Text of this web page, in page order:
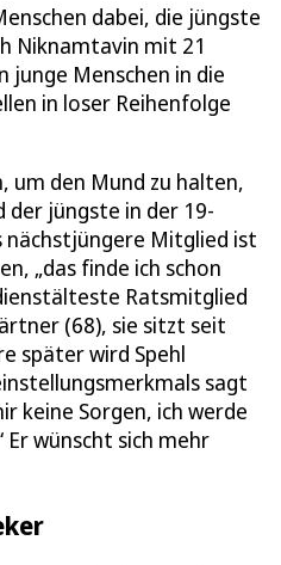
dabei, die jüngste
Niknamtavin mit 21
junge Menschen in die
in loser Reihenfolge
um den Mund zu halten,
der jüngste in der 19-
Mitglied ist
„das finde ich schon
Ratsmitglied
(68), sie sitzt seit
später wird Spehl
sagt
keine Sorgen, ich werde
Er wünscht sich mehr